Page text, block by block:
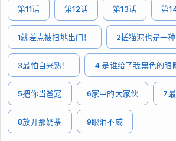
第11话 第12话 第13话 第
1就差点被扫地出门！ 2搓猫泥也是一种
3最怕自来熟！ 4 是谁给了我黑色的眼
5把你当爸宠 6家中的大家伙 7
8放开那奶茶 9眼泪不咸